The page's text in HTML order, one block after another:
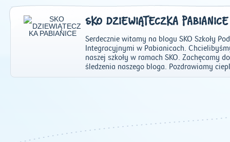
SKO DZIEWIĄTECZKA PABIANICE
Serdecznie witamy na blogu SKO Szkoły
Integracyjnymi w Pabianicach.
naszej szkoły w ramach SKO. Zachęcamy
śledzenia naszego bloga. Pozdrawiamy
2011| 2012|